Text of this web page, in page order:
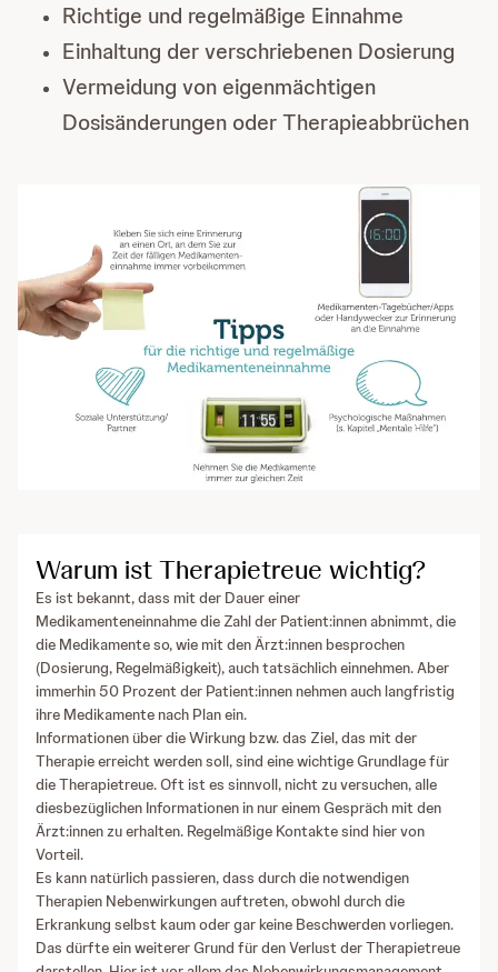
Richtige und regelmäßige Einnahme
Einhaltung der verschriebenen Dosierung
Vermeidung von eigenmächtigen
Dosisänderungen oder Therapieabbrüchen
Warum ist Therapietreue wichtig?
Es ist bekannt, dass mit der Dauer einer
Medikamenteneinnahme die Zahl der Patient:innen abnimmt, die
die Medikamente so, wie mit den Ärzt:innen besprochen
(Dosierung, Regelmäßigkeit), auch tatsächlich einnehmen. Aber
immerhin 50 Prozent der Patient:innen nehmen auch langfristig
ihre Medikamente nach Plan ein.
Informationen über die Wirkung bzw. das Ziel, das mit der
Therapie erreicht werden soll, sind eine wichtige Grundlage für
die Therapietreue. Oft ist es sinnvoll, nicht zu versuchen, alle
diesbezüglichen Informationen in nur einem Gespräch mit den
Ärzt:innen zu erhalten. Regelmäßige Kontakte sind hier von
Vorteil.
Es kann natürlich passieren, dass durch die notwendigen
Therapien Nebenwirkungen auftreten, obwohl durch die
Erkrankung selbst kaum oder gar keine Beschwerden vorliegen.
Das dürfte ein weiterer Grund für den Verlust der Therapietreue